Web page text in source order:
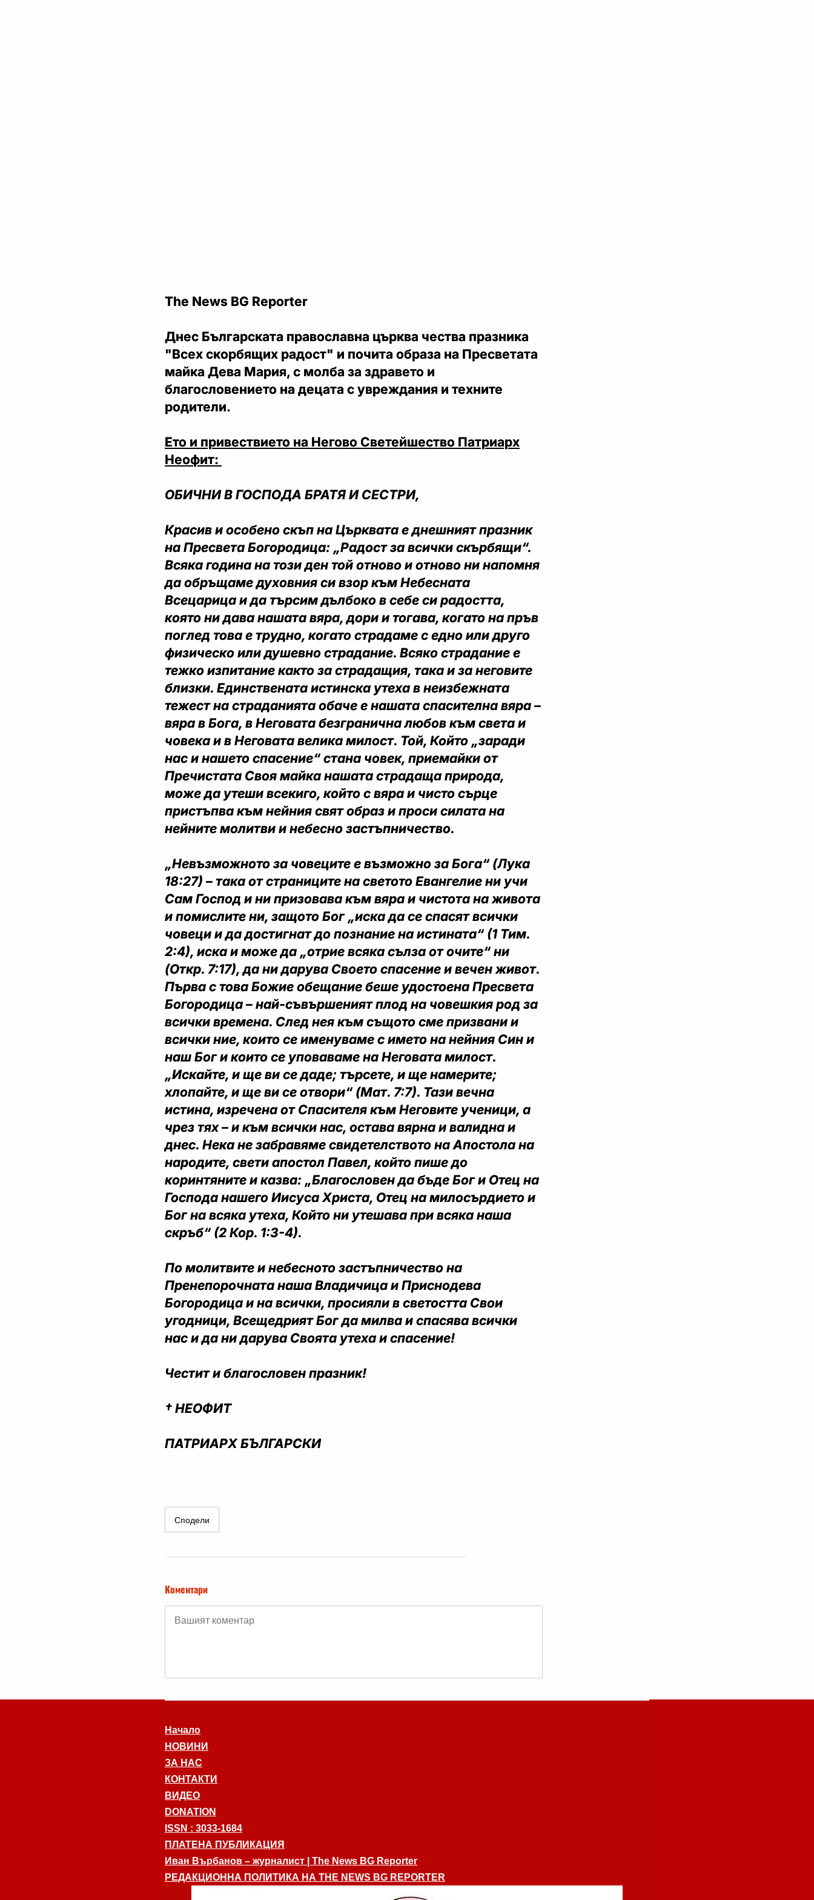
The News BG Reporter
Днес Българската православна църква чества празника
"Всех скорбящих радост" и почита образа на Пресветата
майка Дева Мария, с молба за здравето и
благословението на децата с увреждания и техните
родители.
Ето и привествието на Негово Светейшество Патриарх
Неофит:
ОБИЧНИ В ГОСПОДА БРАТЯ И СЕСТРИ,
Красив и особено скъп на Църквата е днешният празник
на Пресвета Богородица: „Радост за всички скърбящи“.
Всяка година на този ден той отново и отново ни напомня
да обръщаме духовния си взор към Небесната
Всецарица и да търсим дълбоко в себе си радостта,
която ни дава нашата вяра, дори и тогава, когато на пръв
поглед това е трудно, когато страдаме с едно или друго
физическо или душевно страдание. Всяко страдание е
тежко изпитание както за страдащия, така и за неговите
близки. Единствената истинска утеха в неизбежната
тежест на страданията обаче е нашата спасителна вяра –
вяра в Бога, в Неговата безгранична любов към света и
човека и в Неговата велика милост. Той, Който „заради
нас и нашето спасение“ стана човек, приемайки от
Пречистата Своя майка нашата страдаща природа,
може да утеши всекиго, който с вяра и чисто сърце
пристъпва към нейния свят образ и проси силата на
нейните молитви и небесно застъпничество.
„Невъзможното за човеците е възможно за Бога“ (Лука
18:27) – така от страниците на светото Евангелие ни учи
Сам Господ и ни призовава към вяра и чистота на живота
и помислите ни, защото Бог „иска да се спасят всички
човеци и да достигнат до познание на истината“ (1 Тим.
2:4), иска и може да „отрие всяка сълза от очите“ ни
(Откр. 7:17), да ни дарува Своето спасение и вечен живот.
Първа с това Божие обещание беше удостоена Пресвета
Богородица – най-съвършеният плод на човешкия род за
всички времена. След нея към същото сме призвани и
всички ние, които се именуваме с името на нейния Син и
наш Бог и които се уповаваме на Неговата милост.
„Искайте, и ще ви се даде; търсете, и ще намерите;
хлопайте, и ще ви се отвори“ (Мат. 7:7). Тази вечна
истина, изречена от Спасителя към Неговите ученици, а
чрез тях – и към всички нас, остава вярна и валидна и
днес. Нека не забравяме свидетелството на Апостола на
народите, свети апостол Павел, който пише до
коринтяните и казва: „Благословен да бъде Бог и Отец на
Господа нашего Иисуса Христа, Отец на милосърдието и
Бог на всяка утеха, Който ни утешава при всяка наша
скръб“ (2 Кор. 1:3-4).
По молитвите и небесното застъпничество на
Пренепорочната наша Владичица и Приснодева
Богородица и на всички, просияли в светостта Свои
угодници, Всещедрият Бог да милва и спасява всички
нас и да ни дарува Своята утеха и спасение!
Честит и благословен празник!
† НЕОФИТ
ПАТРИАРХ БЪЛГАРСКИ
Сподели
Коментари
Начало
НОВИНИ
ЗА НАС
КОНТАКТИ
ВИДЕО
DONATION
ISSN : 3033-1684
ПЛАТЕНА ПУБЛИКАЦИЯ
Иван Върбанов – журналист | The News BG Reporter
РЕДАКЦИОННА ПОЛИТИКА НА THE NEWS BG REPORTER